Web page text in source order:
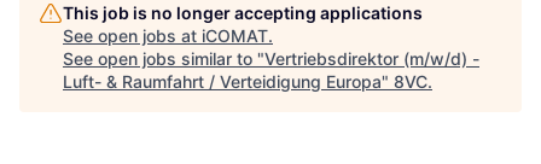
This job is no longer accepting applications
See open jobs at iCOMAT.
See open jobs similar to "Vertriebsdirektor (m/w/d) -
Luft- & Raumfahrt / Verteidigung Europa" 8VC.